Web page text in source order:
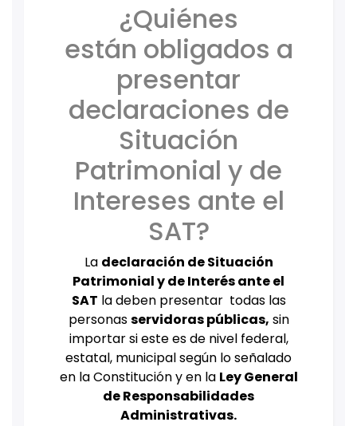
¿Quiénes
están obligados a
presentar
declaraciones de
Situación
Patrimonial y de
Intereses ante el
SAT?
La declaración de Situación
Patrimonial y de Interés ante el
SAT la deben presentar todas las
personasservidoras públicas, sin
importar si este es de nivel federal,
estatal, municipal según lo señalado
en la Constitución y en la Ley General
de Responsabilidades
Administrativas.